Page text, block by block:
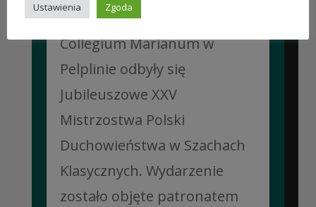
W dniach 6–10 lipca 2026 r. w
Collegium Marianum w
Pelplinie odbyły się
Jubileuszowe XXV
Mistrzostwa Polski
Duchowieństwa w Szachach
Klasycznych. Wydarzenie
zostało objęte patronatem
Ustawienia Zgoda